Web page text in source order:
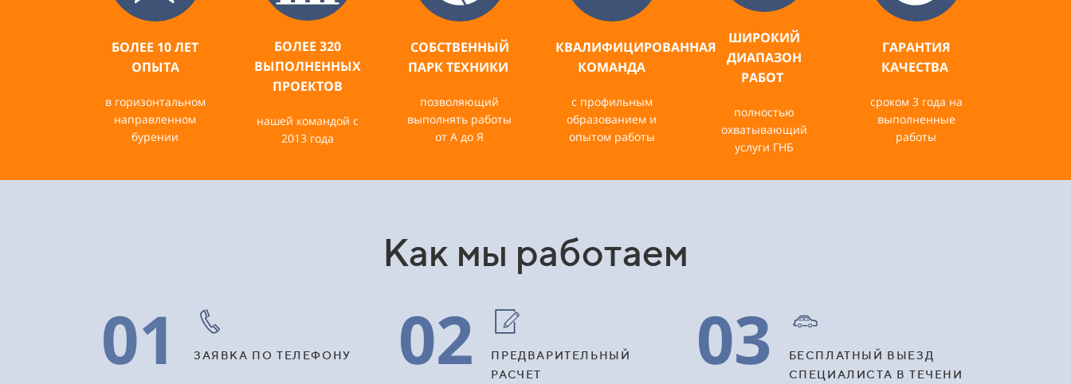
БОЛЕЕ 10 ЛЕТ
ОПЫТА
в горизонтальном
направленном
бурении
БОЛЕЕ 320
ВЫПОЛНЕННЫХ
ПРОЕКТОВ
нашей командой с
2013 года
СОБСТВЕННЫЙ
ПАРК ТЕХНИКИ
позволяющий
выполнять работы
от А до Я
КВАЛИФИЦИРОВАННАЯ
КОМАНДА
с профильным
образованием и
опытом работы
ШИРОКИЙ
ДИАПАЗОН
РАБОТ
полностью
охватывающий
услуги ГНБ
ГАРАНТИЯ
КАЧЕСТВА
сроком 3 года на
выполненные
работы
Как мы работаем
01 ЗАЯВКА ПО ТЕЛЕФОНУ 02
ПРЕДВАРИТЕЛЬНЫЙ
РАСЧЕТ
03
БЕСПЛАТНЫЙ ВЫЕЗД
СПЕЦИАЛИСТА В ТЕЧЕНИ